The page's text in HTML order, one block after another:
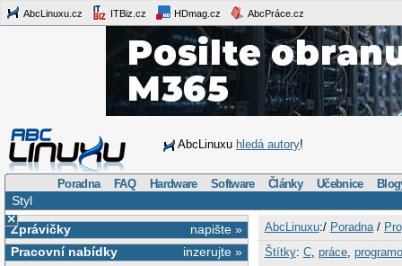
AbcLinuxu.cz ITBiz.cz HDmag.cz AbcPráce.cz
AbcLinuxu hledá autory!
Poradna FAQ Hardware Software Články Učebnice
Styl
×
napište »
Zprávičky
inzerujte »
Pracovní nabídky
AbcLinuxu:/ Poradna/
Štítky: C, práce,